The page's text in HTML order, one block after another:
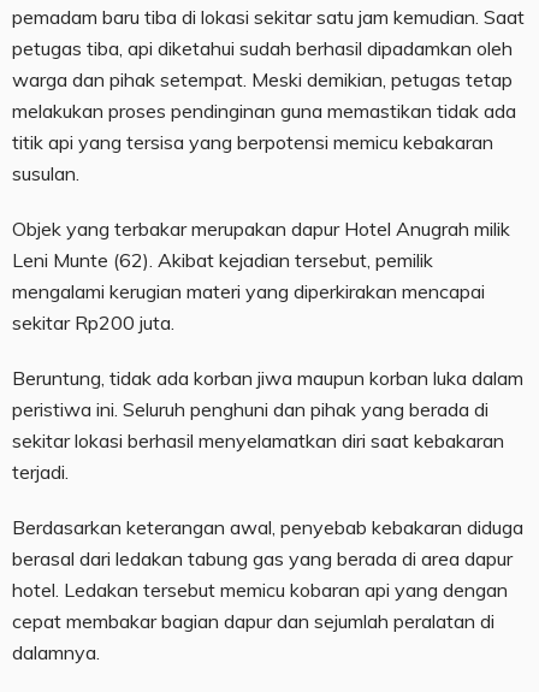
pemadam baru tiba di lokasi sekitar satu jam kemudian. Saat
petugas tiba, api diketahui sudah berhasil dipadamkan oleh
warga dan pihak setempat. Meski demikian, petugas tetap
melakukan proses pendinginan guna memastikan tidak ada
titik api yang tersisa yang berpotensi memicu kebakaran
susulan.
Objek yang terbakar merupakan dapur Hotel Anugrah milik
Leni Munte (62). Akibat kejadian tersebut, pemilik
mengalami kerugian materi yang diperkirakan mencapai
sekitar Rp200 juta.
Beruntung, tidak ada korban jiwa maupun korban luka dalam
peristiwa ini. Seluruh penghuni dan pihak yang berada di
sekitar lokasi berhasil menyelamatkan diri saat kebakaran
terjadi.
Berdasarkan keterangan awal, penyebab kebakaran diduga
berasal dari ledakan tabung gas yang berada di area dapur
hotel. Ledakan tersebut memicu kobaran api yang dengan
cepat membakar bagian dapur dan sejumlah peralatan di
dalamnya.